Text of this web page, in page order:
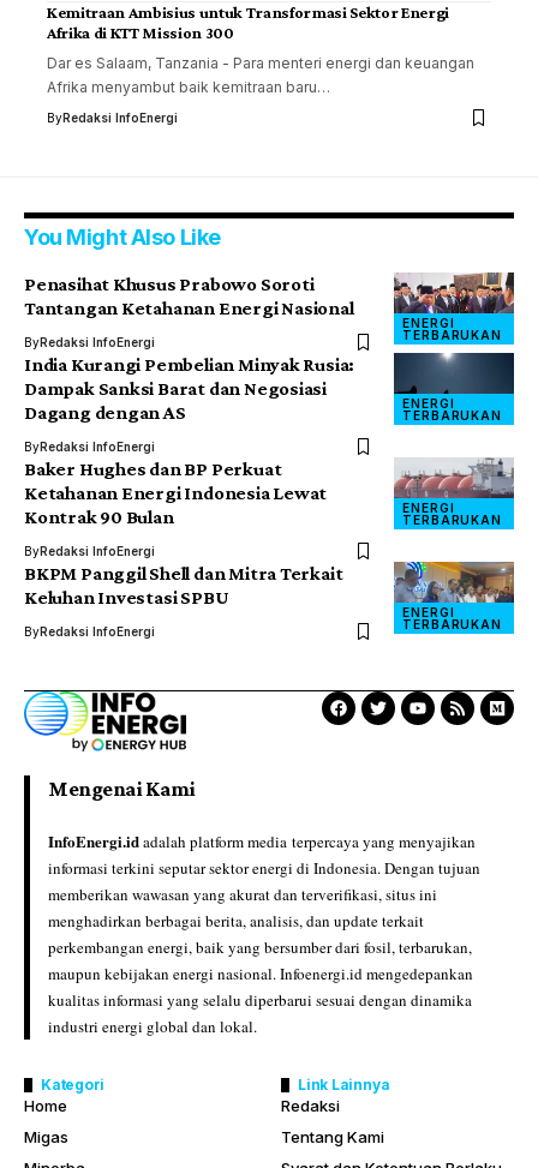
Kemitraan Ambisius untuk Transformasi Sektor Energi
Afrika di KTT Mission 300
Dar es Salaam, Tanzania - Para menteri energi dan keuangan
Afrika menyambut baik kemitraan baru…
ByRedaksi InfoEnergi
You Might Also Like
ENERGI
TERBARUKAN
Penasihat Khusus Prabowo Soroti
Tantangan Ketahanan Energi Nasional
ByRedaksi InfoEnergi
ENERGI
TERBARUKAN
India Kurangi Pembelian Minyak Rusia:
Dampak Sanksi Barat dan Negosiasi
Dagang dengan AS
ByRedaksi InfoEnergi
ENERGI
TERBARUKAN
Baker Hughes dan BP Perkuat
Ketahanan Energi Indonesia Lewat
Kontrak 90 Bulan
ByRedaksi InfoEnergi
ENERGI
TERBARUKAN
BKPM Panggil Shell dan Mitra Terkait
Keluhan Investasi SPBU
ByRedaksi InfoEnergi
Mengenai Kami
InfoEnergi.idadalah platform media terpercaya yang menyajikan
informasi terkini seputar sektor energi di Indonesia. Dengan tujuan
memberikan wawasan yang akurat dan terverifikasi, situs ini
menghadirkan berbagai berita, analisis, dan update terkait
perkembangan energi, baik yang bersumber dari fosil, terbarukan,
maupun kebijakan energi nasional. Infoenergi.id mengedepankan
kualitas informasi yang selalu diperbarui sesuai dengan dinamika
industri energi global dan lokal.
Kategori
Home
Migas
Link Lainnya
Redaksi
Tentang Kami